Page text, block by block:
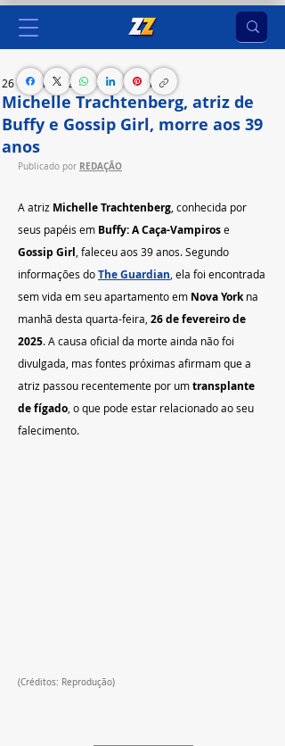
Michelle Trachtenberg, atriz de
Buffy e Gossip Girl, morre aos 39
anos
26 de fev. de 2025 1 min de leitura
Publicado por REDAÇÃO
A atriz Michelle Trachtenberg , conhecida por
seus papéis em Buffy: A Caça-Vampiros e
Gossip Girl , faleceu aos 39 anos. Segundo
informações do The Guardian , ela foi encontrada
sem vida em seu apartamento em Nova York na
manhã desta quarta-feira, 26 de fevereiro de
2025. A causa oficial da morte ainda não foi
divulgada, mas fontes próximas afirmam que a
atriz passou recentemente por um transplante
de fígado , o que pode estar relacionado ao seu
falecimento.
(Créditos: Reprodução)